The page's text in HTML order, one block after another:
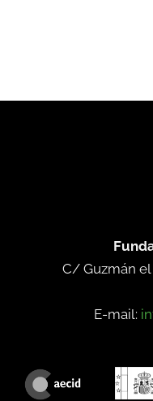
C/ Guzmán el
E-mail: